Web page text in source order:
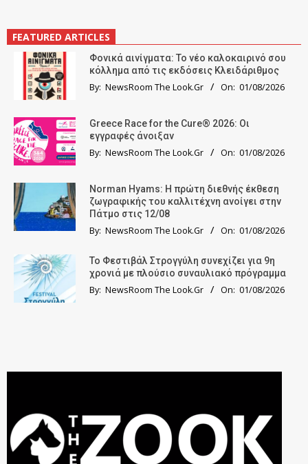
FEATURED ARTICLES
Φονικά αινίγματα: Το νέο καλοκαιρινό σου
κόλλημα από τις εκδόσεις Κλειδάριθμος
By: NewsRoom The Look.Gr On: 01/08/2026
Greece Race for the Cure® 2026: Οι
εγγραφές άνοιξαν
By: NewsRoom The Look.Gr On: 01/08/2026
Norman Hyams: Η πρώτη διεθνής έκθεση
ζωγραφικής του καλλιτέχνη ανοίγει στην
Πάτμο στις 12/08
By: NewsRoom The Look.Gr On: 01/08/2026
Το Φεστιβάλ Στρογγύλη συνεχίζει για 9η
χρονιά με πλούσιο συναυλιακό πρόγραμμα
By: NewsRoom The Look.Gr On: 01/08/2026